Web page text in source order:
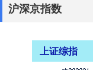
沪深京指数
上证综指